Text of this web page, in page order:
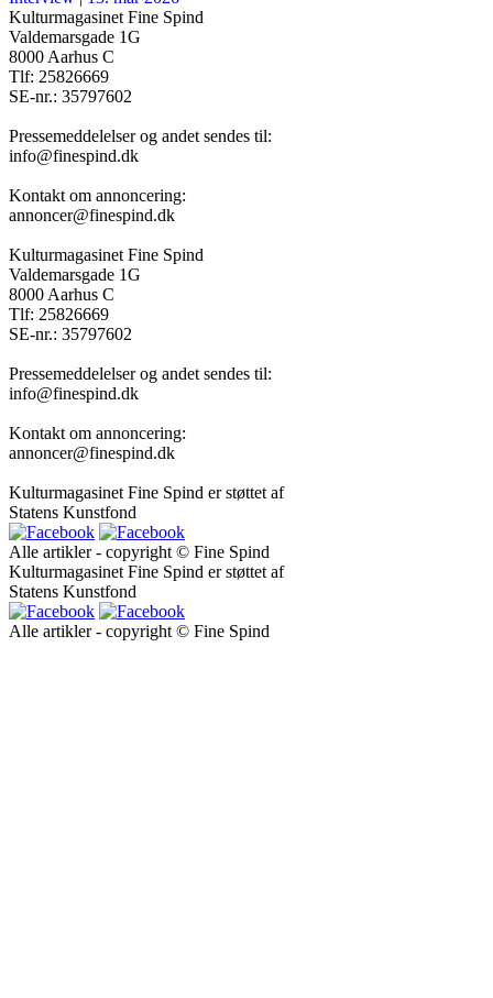
Kulturmagasinet Fine Spind
Valdemarsgade 1G
8000 Aarhus C
Tlf: 25826669
SE-nr.: 35797602
Pressemeddelelser og andet sendes til:
info@finespind.dk
Kontakt om annoncering:
annoncer@finespind.dk
Kulturmagasinet Fine Spind
Valdemarsgade 1G
8000 Aarhus C
Tlf: 25826669
SE-nr.: 35797602
Pressemeddelelser og andet sendes til:
info@finespind.dk
Kontakt om annoncering:
annoncer@finespind.dk
Kulturmagasinet Fine Spind er støttet af
Statens Kunstfond
Alle artikler - copyright © Fine Spind
Kulturmagasinet Fine Spind er støttet af
Statens Kunstfond
Alle artikler - copyright © Fine Spind